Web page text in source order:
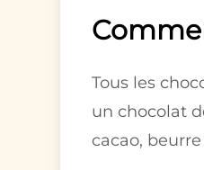
Tous les
un chocolat
cacao,